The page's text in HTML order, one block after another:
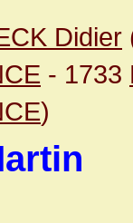
Didier
- 1733
)